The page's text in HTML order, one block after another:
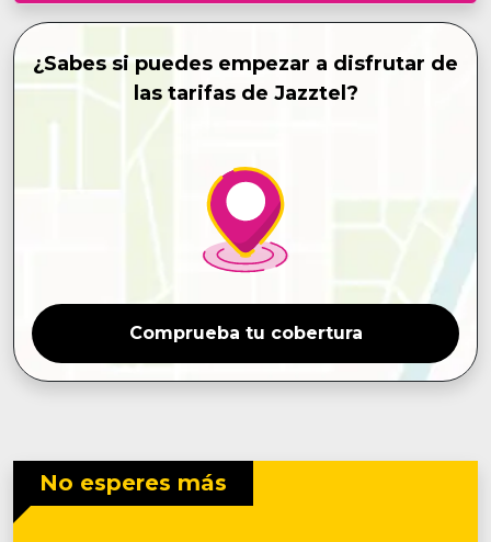
¿Sabes si puedes empezar a disfrutar de
las tarifas de Jazztel?
Comprueba tu cobertura
No esperes más